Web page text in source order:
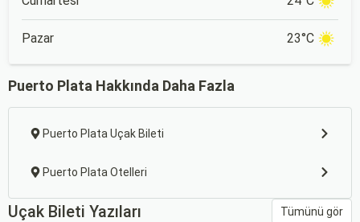
Pazar 23°C
Puerto Plata Hakkında Daha Fazla
Puerto Plata Uçak Bileti
Puerto Plata Otelleri
Uçak Bileti Yazıları Tümünü gör